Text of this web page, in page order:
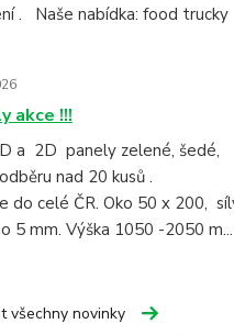
. Naše nabídka: food trucky
akce !!!
a 2D panely zelené, šedé,
nad 20 kusů .
do celé ČR. Oko 50 x 200,
5 mm. Výška 1050 -2050 m...
všechny novinky